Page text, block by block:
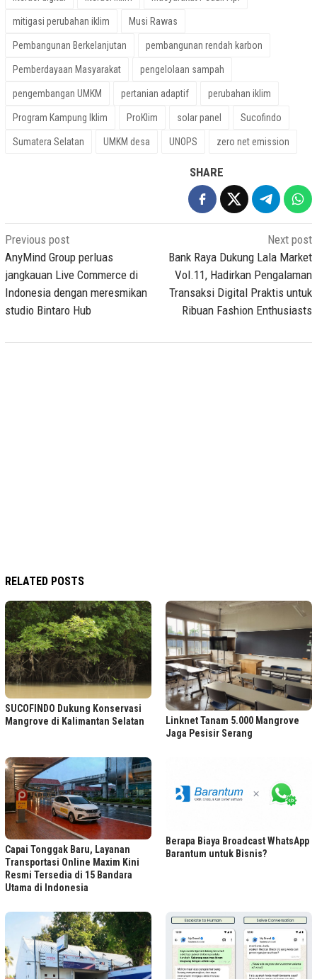
mitigasi perubahan iklim Musi Rawas
Pembangunan Berkelanjutan pembangunan rendah karbon
Pemberdayaan Masyarakat pengelolaan sampah
pengembangan UMKM pertanian adaptif perubahan iklim
Program Kampung Iklim ProKlim solar panel Sucofindo
Sumatera Selatan UMKM desa UNOPS zero net emission
SHARE
Post
navigation
Previous post
AnyMind Group perluas
jangkauan Live Commerce di
Indonesia dengan meresmikan
studio Bintaro Hub
Next post
Bank Raya Dukung Lala Market
Vol.11, Hadirkan Pengalaman
Transaksi Digital Praktis untuk
Ribuan Fashion Enthusiasts
RELATED POSTS
SUCOFINDO Dukung Konservasi
Mangrove di Kalimantan Selatan
Linknet Tanam 5.000 Mangrove
Jaga Pesisir Serang
Capai Tonggak Baru, Layanan
Transportasi Online Maxim Kini
Resmi Tersedia di 15 Bandara
Utama di Indonesia
Berapa Biaya Broadcast WhatsApp
Barantum untuk Bisnis?